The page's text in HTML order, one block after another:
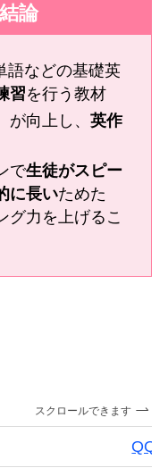
論
語などの基礎英
習を行う教材
向上し、 英作
で生徒がスピー
に長いためた
グ力を上げるこ
スクロールできます
QQ